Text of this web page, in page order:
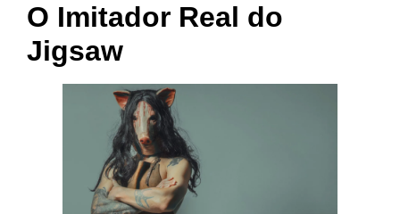
O Imitador Real do
Jigsaw